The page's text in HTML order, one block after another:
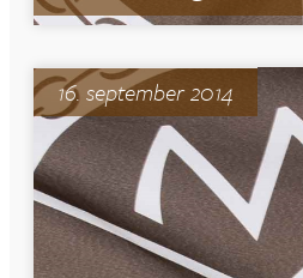
16. september 2014